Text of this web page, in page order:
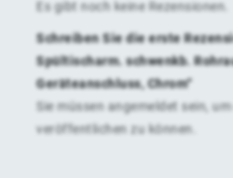
Es gibt noch keine Rezensionen.
Schreiben Sie die erste
Spültischarm. schwenkb.
Geräteanschluss, Chrom“
Sie müssen angemeldet sein,
veröffentlichen zu können.